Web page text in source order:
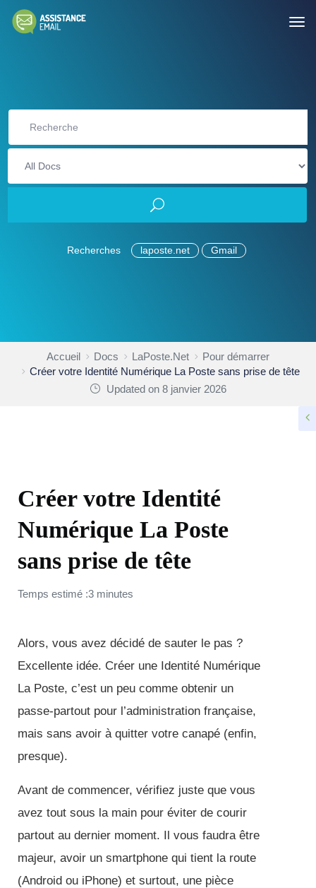
Recherches laposte.net Gmail
Accueil Docs LaPoste.Net
Pour démarrer
Créer votre Identité Numérique La Poste sans prise de tête
Updated on 8 janvier 2026
Créer votre Identité
Numérique La Poste
sans prise de tête
Temps estimé :3 minutes
Alors, vous avez décidé de sauter le pas ?
Excellente idée. Créer une Identité Numérique
La Poste, c’est un peu comme obtenir un
passe-partout pour l’administration française,
mais sans avoir à quitter votre canapé (enfin,
presque).
Avant de commencer, vérifiez juste que vous
avez tout sous la main pour éviter de courir
partout au dernier moment. Il vous faudra être
majeur, avoir un smartphone qui tient la route
(Android ou iPhone) et surtout, une pièce